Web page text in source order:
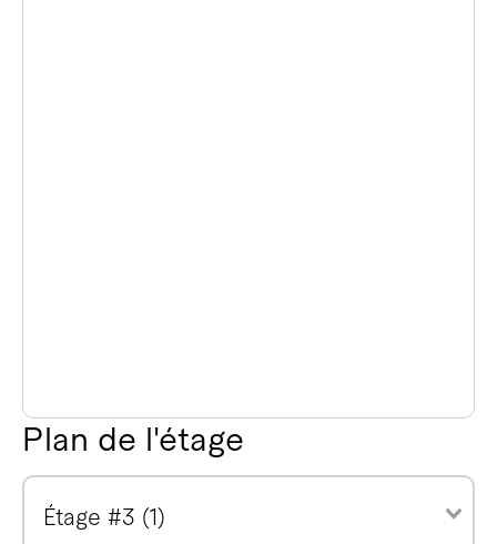
Plan de l'étage
Étage #3 (1)